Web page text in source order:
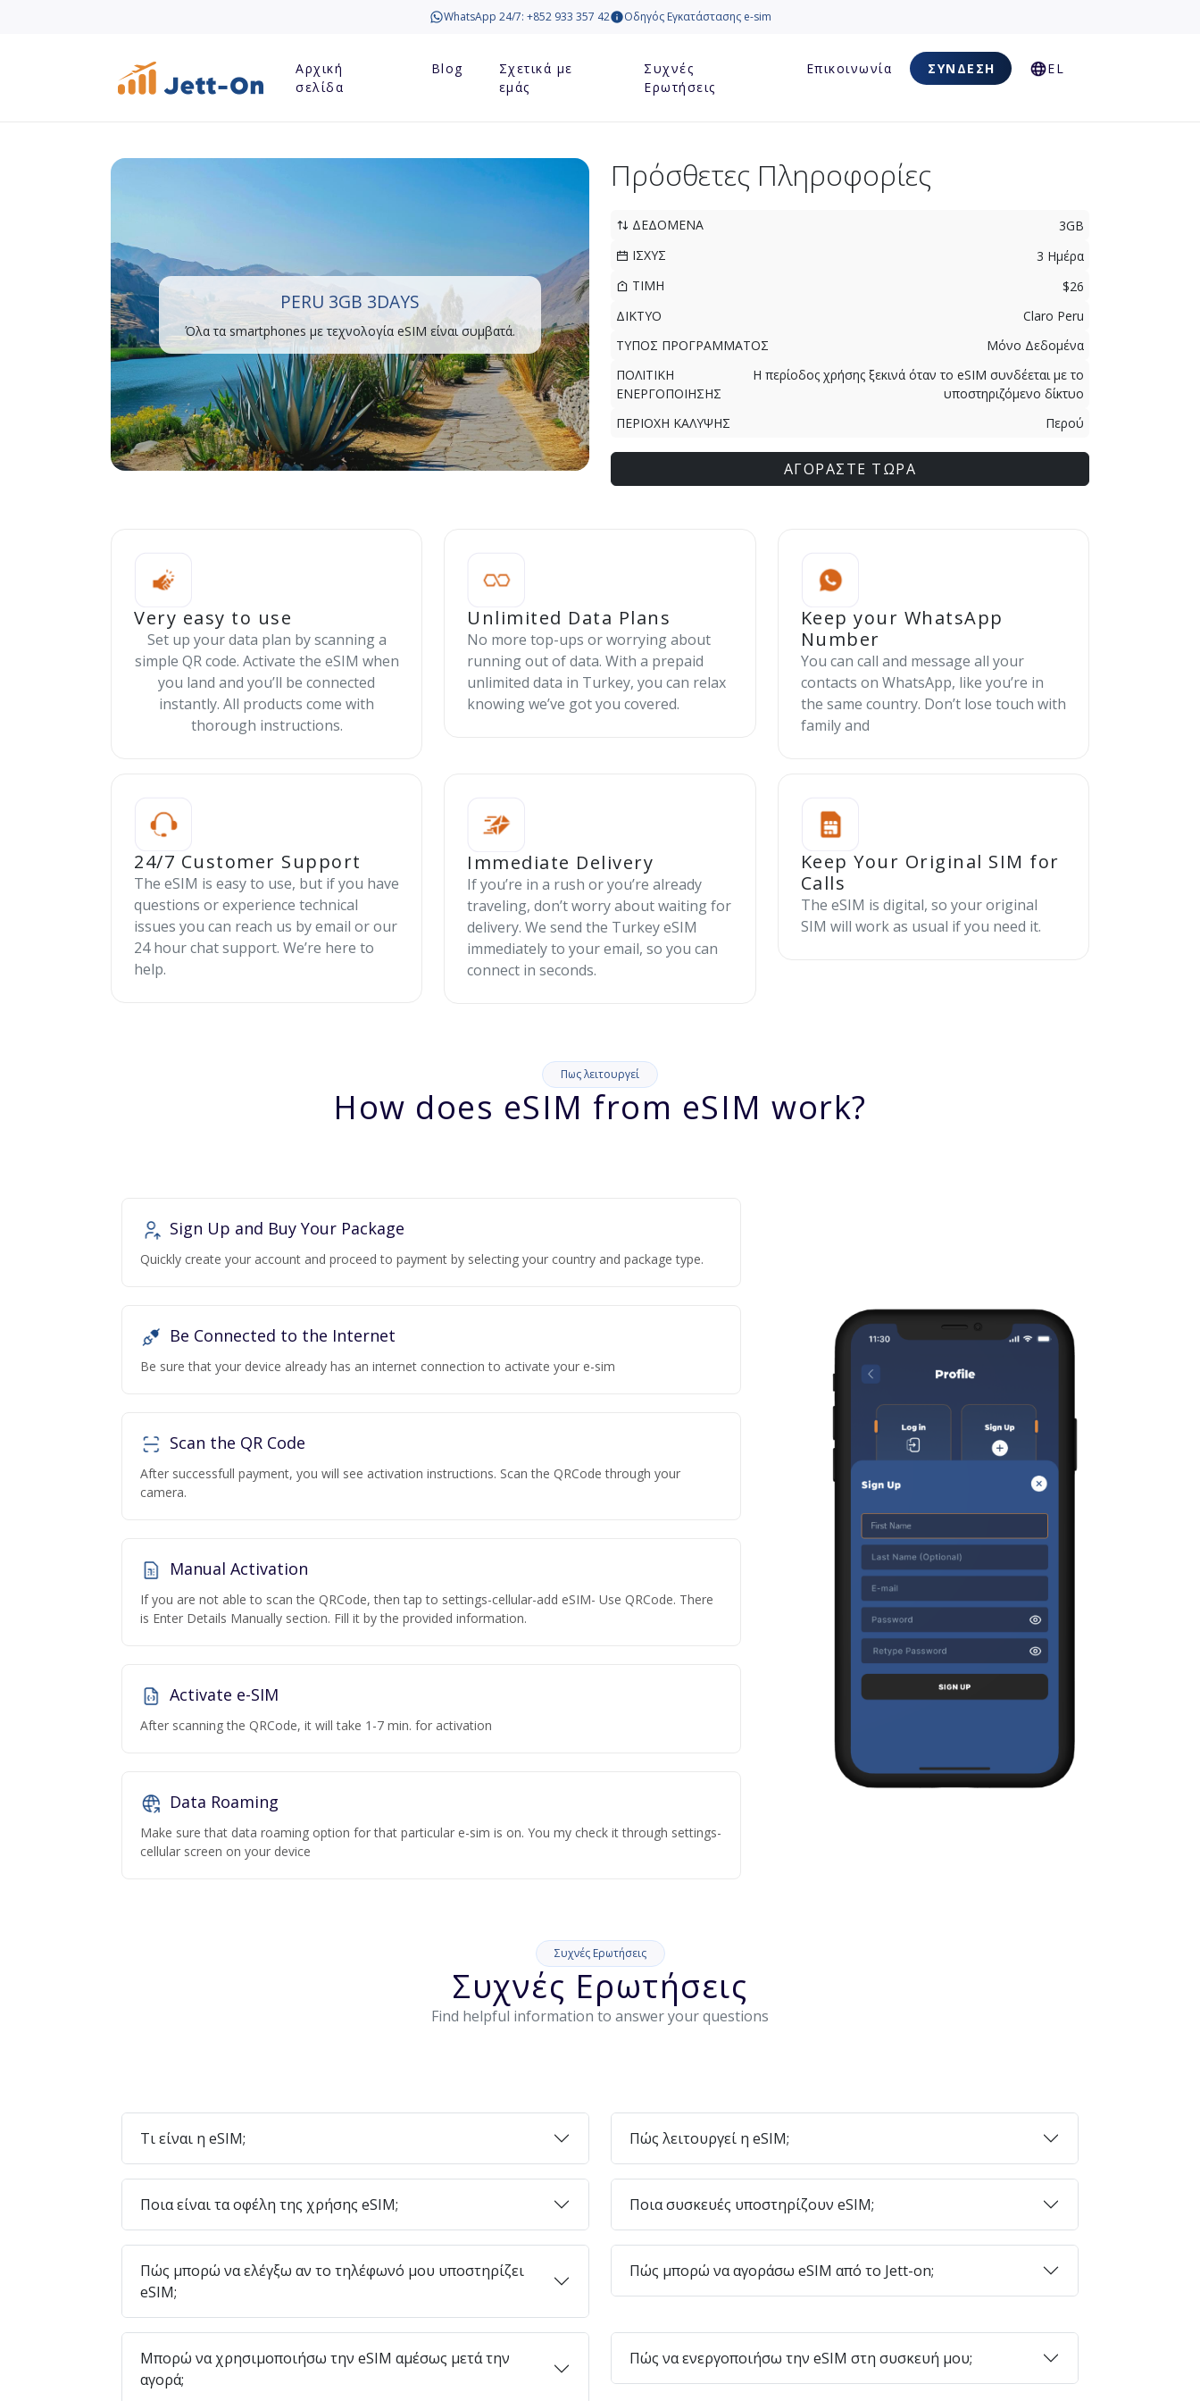
WhatsApp 24/7: +852 933 357 42 Οδηγός Εγκατάστασης e-sim
Αρχική
σελίδα
Blog
Σχετικά με
εμάς
Συχνές
Ερωτήσεις
Επικοινωνία ΣΎΝΔΕΣΗ EL
PERU 3GB 3DAYS
Όλα τα smartphones με τεχνολογία eSIM είναι συμβατά.
Πρόσθετες Πληροφορίες
ΔΕΔΟΜΕΝΑ
3GB
ΙΣΧΥΣ
3 Ημέρα
ΤΙΜΗ
$26
ΔΙΚΤΥΟ
Claro Peru
ΤΥΠΟΣ ΠΡΟΓΡΑΜΜΑΤΟΣ
Μόνο Δεδομένα
ΠΟΛΙΤΙΚΗ
ΕΝΕΡΓΟΠΟΙΗΣΗΣ
Η περίοδος χρήσης ξεκινά όταν το eSIM συνδέεται με το
υποστηριζόμενο δίκτυο
ΠΕΡΙΟΧΗ ΚΑΛΥΨΗΣ
Περού
ΑΓΟΡΑΣΤΕ ΤΩΡΑ
Very easy to use
Set up your data plan by scanning a
simple QR code. Activate the eSIM when
you land and you’ll be connected
instantly. All products come with
thorough instructions.
Unlimited Data Plans
No more top-ups or worrying about
running out of data. With a prepaid
unlimited data in Turkey, you can relax
knowing we’ve got you covered.
Keep your WhatsApp
Number
You can call and message all your
contacts on WhatsApp, like you’re in
the same country. Don’t lose touch with
family and
24/7 Customer Support
The eSIM is easy to use, but if you have
questions or experience technical
issues you can reach us by email or our
24 hour chat support. We’re here to
help.
Immediate Delivery
If you’re in a rush or you’re already
traveling, don’t worry about waiting for
delivery. We send the Turkey eSIM
immediately to your email, so you can
connect in seconds.
Keep Your Original SIM for
Calls
The eSIM is digital, so your original
SIM will work as usual if you need it.
Πως λειτουργεί
How does eSIM from eSIM work?
Sign Up and Buy Your Package
Quickly create your account and proceed to payment by selecting your country and package type.
Be Connected to the Internet
Be sure that your device already has an internet connection to activate your e-sim
Scan the QR Code
After successfull payment, you will see activation instructions. Scan the QRCode through your
camera.
Manual Activation
If you are not able to scan the QRCode, then tap to settings-cellular-add eSIM- Use QRCode. There
is Enter Details Manually section. Fill it by the provided information.
Activate e-SIM
After scanning the QRCode, it will take 1-7 min. for activation
Data Roaming
Make sure that data roaming option for that particular e-sim is on. You my check it through settings-
cellular screen on your device
Συχνές Ερωτήσεις
Συχνές Ερωτήσεις
Find helpful information to answer your questions
Τι είναι η eSIM; Πώς λειτουργεί η eSIM;
Ποια είναι τα οφέλη της χρήσης eSIM; Ποια συσκευές υποστηρίζουν eSIM;
Πώς μπορώ να ελέγξω αν το τηλέφωνό μου υποστηρίζει
eSIM;
Πώς μπορώ να αγοράσω eSIM από το Jett-on;
Μπορώ να χρησιμοποιήσω την eSIM αμέσως μετά την
αγορά;
Πώς να ενεργοποιήσω την eSIM στη συσκευή μου;